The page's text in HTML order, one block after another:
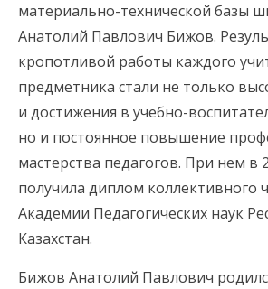
материально-технической базы
Анатолий Павлович Бижов.
кропотливой работы каждого
предметника стали не только
и достижения в учебно-
но и постоянное повышение
мастерства педагогов. При нем в
получила диплом коллективного
Академии Педагогических наук
Казахстан.
Бижов Анатолий Павлович